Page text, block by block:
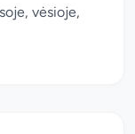
vėsioje,